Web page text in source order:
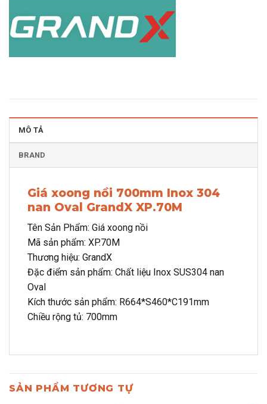
MÔ TẢ
BRAND
Giá xoong nồi 700mm Inox 304
nan Oval GrandX XP.70M
Tên Sản Phẩm: Giá xoong nồi
Mã sản phẩm: XP.70M
Thương hiệu: GrandX
Đặc điểm sản phẩm: Chất liệu Inox SUS304 nan
Oval
Kích thước sản phẩm: R664*S460*C191mm
Chiều rộng tủ: 700mm
SẢN PHẨM TƯƠNG TỰ